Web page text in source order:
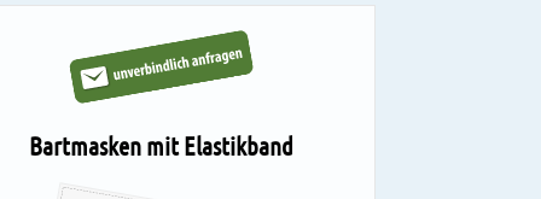
Bartmasken mit Elastikband